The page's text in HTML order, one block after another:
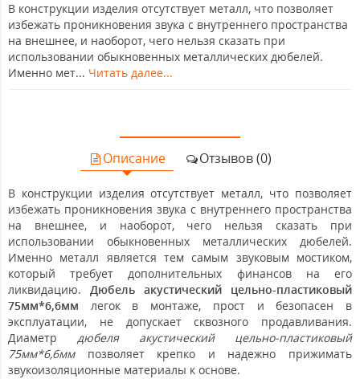
В конструкции изделия отсутствует металл, что позволяет
избежать проникновения звука с внутреннего пространства
на внешнее, и наоборот, чего нельзя сказать при
использовании обыкновенных металлических дюбелей.
Именно мет... Читать далее...
Описание Отзывов (0)
В конструкции изделия отсутствует металл, что позволяет
избежать проникновения звука с внутреннего пространства
на внешнее, и наоборот, чего нельзя сказать при
использовании обыкновенных металлических дюбелей.
Именно металл является тем самым звуковым мостиком,
который требует дополнительных финансов на его
ликвидацию. Дюбель акустический цельно-пластиковый
75мм*6,6мм легок в монтаже, прост и безопасен в
эксплуатации, не допускает сквозного продавливания.
Диаметр дюбеля акустический цельно-пластиковый
75мм*6,6ммпозволяет крепко и надежно прижимать
звукоизоляционные материалы к основе.